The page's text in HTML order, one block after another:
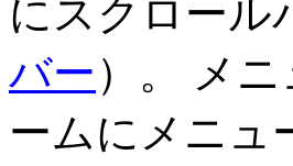
にスクロール
バー ）。 メ
ームにメニュ